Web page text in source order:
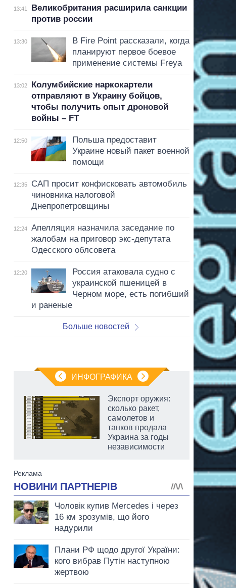
13:41
Великобритания расширила санкции
против россии
13:30
В Fire Point рассказали, когда
планируют первое боевое
применение системы Freya
13:02
Колумбийские наркокартели
отправляют в Украину бойцов,
чтобы получить опыт дроновой
войны – FT
12:50
Польша предоставит
Украине новый пакет военной
помощи
12:35
САП просит конфисковать автомобиль
чиновника налоговой
Днепропетровщины
12:24
Апелляция назначила заседание по
жалобам на приговор экс-депутата
Одесского облсовета
12:20
Россия атаковала судно с
украинской пшеницей в
Черном море, есть погибший
и раненые
Больше новостей
ИНФОГРАФИКА
Экспорт оружия:
сколько ракет,
самолетов и
танков продала
Украина за годы
независимости